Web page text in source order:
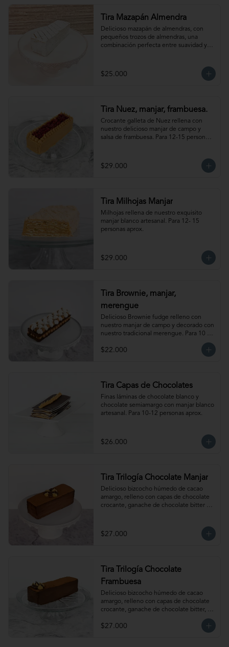
Tira Mazapán Almendra
Delicioso mazapán de almendras, con
pequeños trozos de almendras, una
combinación perfecta entre suavidad y
$25.000
Tira Nuez, manjar, frambuesa.
Crocante galleta de Nuez rellena con
nuestro delicioso manjar de campo y
salsa de frambuesa. Para 12-15 personas
temperatura ambiente antes de servir.
$29.000
Tira Milhojas Manjar
Milhojas rellena de nuestro exquisito
manjar blanco artesanal. Para 12- 15
personas aprox.
$29.000
Tira Brownie, manjar,
merengue
Delicioso Brownie fudge relleno con
nuestro manjar de campo y decorado con
nuestro tradicional merengue. Para 10
recomienda descongelar de 1 hora a
$22.000
Tira Capas de Chocolates
Finas láminas de chocolate blanco y
chocolate semiamargo con manjar blanco
artesanal. Para 10-12 personas aprox.
$26.000
Tira Trilogía Chocolate Manjar
Delicioso bizcocho húmedo de cacao
amargo, relleno con capas de chocolate
crocante, ganache de chocolate bitter y
recomienda descongelar 1 hora a
temperatura ambiente antes de servir.
$27.000
Tira Trilogía Chocolate
Frambuesa
Delicioso bizcocho húmedo de cacao
amargo, relleno con capas de chocolate
crocante, ganache de chocolate bitter,
delicada salsa de frambuesas y nuestro
clásico manjar artesanal. Para 12-15
$27.000